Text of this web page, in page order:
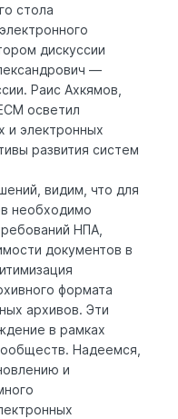
стола
дискуссии
—
Раис Ахкямов,
осветил
и электронных
развития систем
видим, что для
необходимо
НПА,
документов в
формата
архивов. Эти
в рамках
Надеемся,
и